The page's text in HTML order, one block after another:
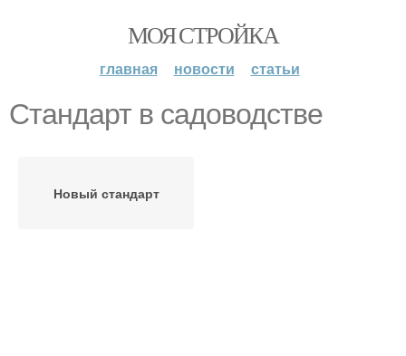
МОЯ СТРОЙКА
главная новости статьи
Стандарт в садоводстве
Новый стандарт